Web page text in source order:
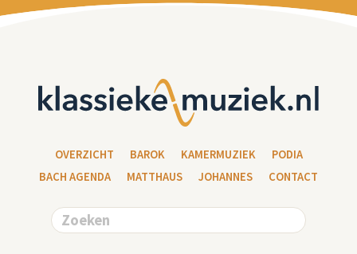
OVERZICHT BAROK KAMERMUZIEK
PODIA
BACH AGENDA
MATTHAUS JOHANNES CONTACT